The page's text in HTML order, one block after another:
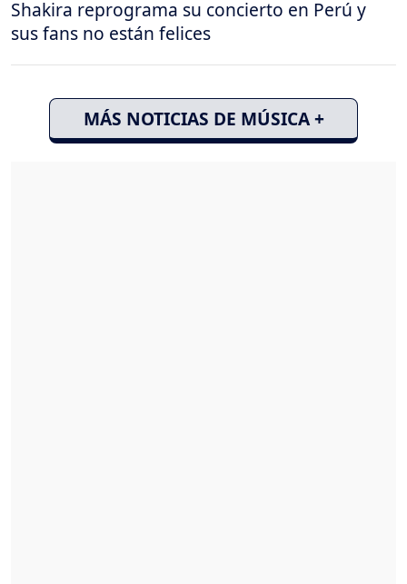
Shakira reprograma su concierto en Perú y
sus fans no están felices
MÁS NOTICIAS DE MÚSICA +